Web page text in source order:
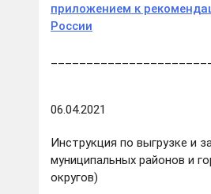
приложением к
России
06.04.2021
Инструкция по выгрузке и
муниципальных районов и
округов)